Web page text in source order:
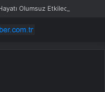
Olumsuz Etkiledi